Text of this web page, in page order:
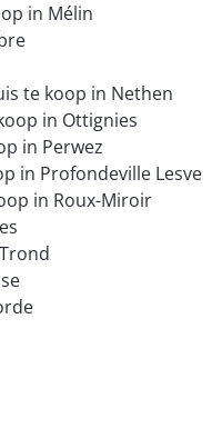
in Mélin
te koop in Nethen
in Ottignies
in Perwez
in Profondeville Lesve
in Roux-Miroir